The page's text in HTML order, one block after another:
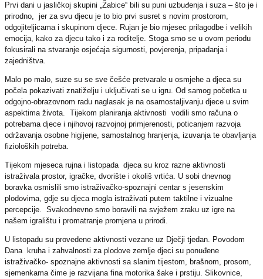
Prvi dani u jasličkoj skupini „Žabice“ bili su puni uzbuđenja i suza – što je i
prirodno, jer za svu djecu je to bio prvi susret s novim prostorom,
odgojiteljicama i skupinom djece. Rujan je bio mjesec prilagodbe i velikih
emocija, kako za djecu tako i za roditelje. Stoga smo se u ovom periodu
fokusirali na stvaranje osjećaja sigurnosti, povjerenja, pripadanja i
zajedništva.
Malo po malo, suze su se sve češće pretvarale u osmjehe a djeca su
počela pokazivati znatiželju i uključivati se u igru. Od samog početka u
odgojno-obrazovnom radu naglasak je na osamostaljivanju djece u svim
aspektima života. Tijekom planiranja aktivnosti vodili smo računa o
potrebama djece i njihovoj razvojnoj primjerenosti, poticanjem razvoja
održavanja osobne higijene, samostalnog hranjenja, izuvanja te obavljanja
fizioloških potreba.
Tijekom mjeseca rujna i listopada djeca su kroz razne aktivnosti
istraživala prostor, igračke, dvorište i okoliš vrtića. U sobi dnevnog
boravka osmislili smo istraživačko-spoznajni centar s jesenskim
plodovima, gdje su djeca mogla istraživati putem taktilne i vizualne
percepcije. Svakodnevno smo boravili na svježem zraku uz igre na
našem igralištu i promatranje promjena u prirodi.
U listopadu su provedene aktivnosti vezane uz Dječji tjedan. Povodom
Dana kruha i zahvalnosti za plodove zemlje djeci su ponuđene
istraživačko- spoznajne aktivnosti sa slanim tijestom, brašnom, prosom,
sjemenkama čime je razvijana fina motorika šake i prstiju. Slikovnice,